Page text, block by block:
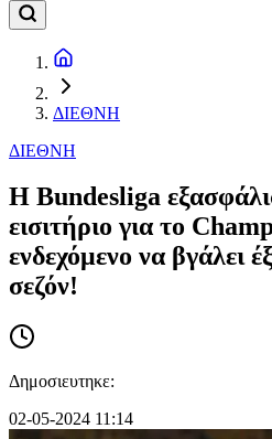
ΔΙΕΘΝΗ
ΔΙΕΘΝΗ
Η Bundesliga
εισιτήριο για το
ενδεχόμενο να βγάλει
σεζόν!
Δημοσιευτηκε:
02-05-2024 11:14